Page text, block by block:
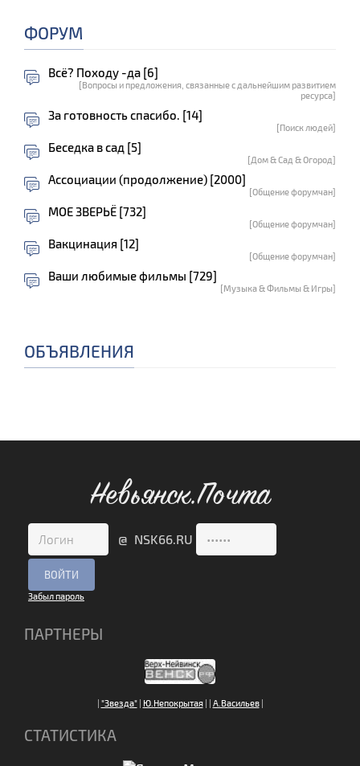
ФОРУМ
Всё? Походу -да [6]
[Вопросы и предложения, связанные с дальнейшим развитием
ресурса]
За готовность спасибо. [14]
[Поиск людей]
Беседка в сад [5]
[Дом & Сад & Огород]
Ассоциации (продолжение) [2000]
[Общение форумчан]
МОЕ ЗВЕРЬЁ [732]
[Общение форумчан]
Вакцинация [12]
[Общение форумчан]
Ваши любимые фильмы [729]
[Музыка & Фильмы & Игры]
ОБЪЯВЛЕНИЯ
Невьянск.Почта
@ NSK66.RU
Забыл пароль
ПАРТНЕРЫ
| "Звезда"| Ю.Непокрытая| | А.Васильев|
СТАТИСТИКА